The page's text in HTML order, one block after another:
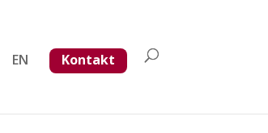
EN Kontakt